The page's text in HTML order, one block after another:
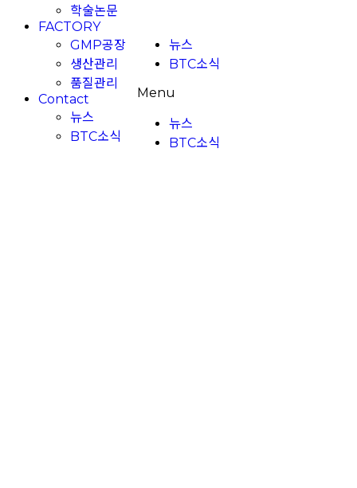
뉴스
BTC소식
Menu
뉴스
BTC소식
학술논문
FACTORY
GMP공장
생산관리
품질관리
Contact
뉴스
BTC소식